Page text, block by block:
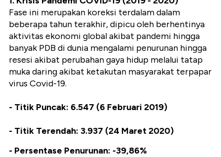
Fase ini merupakan koreksi terdalam dalam
beberapa tahun terakhir, dipicu oleh berhentinya
aktivitas ekonomi global akibat pandemi hingga
banyak PDB di dunia mengalami penurunan hingga
resesi akibat perubahan gaya hidup melalui tatap
muka daring akibat ketakutan masyarakat terpapar
virus Covid-19.
- Titik Puncak: 6.547 (6 Februari 2019)
- Titik Terendah: 3.937 (24 Maret 2020)
- Persentase Penurunan: -39,86%